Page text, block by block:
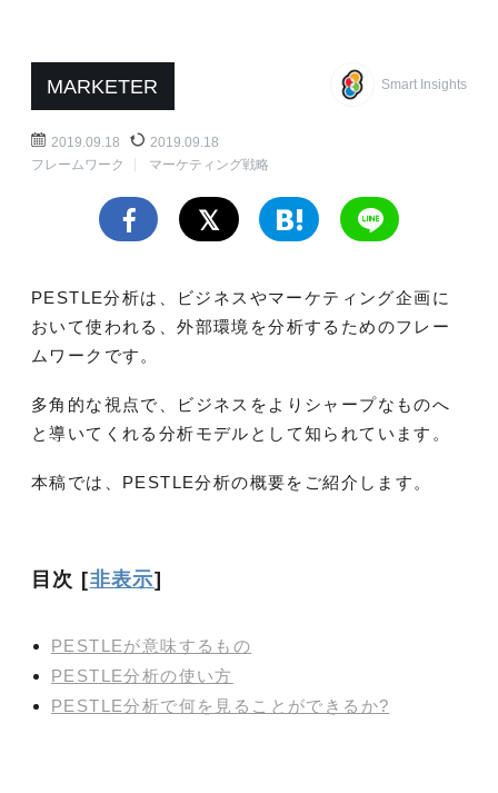
MARKETER Smart Insights
2019.09.18
2019.09.18
フレームワーク
マーケティング戦略
PESTLE分析は、ビジネスやマーケティング企画に
おいて使われる、外部環境を分析するためのフレー
ムワークです。
多角的な視点で、ビジネスをよりシャープなものへ
と導いてくれる分析モデルとして知られています。
本稿では、PESTLE分析の概要をご紹介します。
目次 [非表示]
PESTLEが意味するもの
PESTLE分析の使い方
PESTLE分析で何を見ることができるか?